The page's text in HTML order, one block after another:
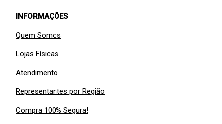
INFORMAÇÕES
Quem Somos
Lojas Físicas
Atendimento
Representantes por Região
Compra 100% Segura!